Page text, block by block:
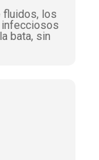
fluidos, los
bata, sin